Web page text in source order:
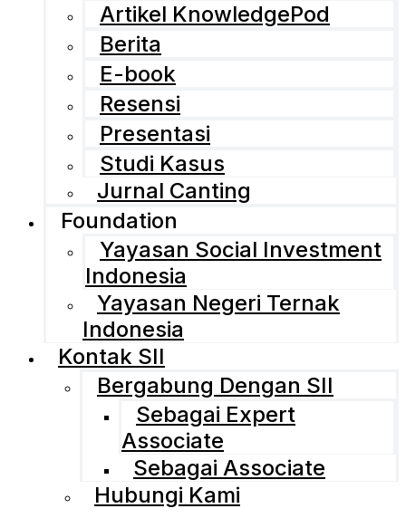
Artikel KnowledgePod
Berita
E-book
Resensi
Presentasi
Studi Kasus
Jurnal Canting
Foundation
Yayasan Social Investment
Indonesia
Yayasan Negeri Ternak
Indonesia
Kontak SII
Bergabung Dengan SII
Sebagai Expert
Associate
Sebagai Associate
Hubungi Kami